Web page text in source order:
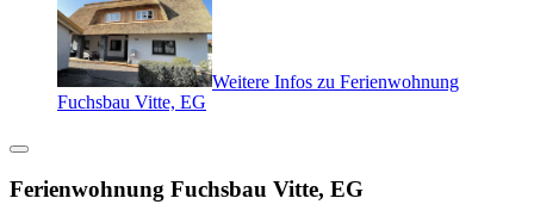
Weitere Infos zu Ferienwohnung
Fuchsbau Vitte, EG
Ferienwohnung Fuchsbau Vitte, EG